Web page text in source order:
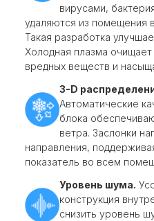
вирусами,
удаляются из помещения
Такая разработка
Холодная плазма
вредных веществ и
3-D
Автоматические
блока
ветра. Заслонки
направления,
показатель во всем
Уровень шума.
конструкция
снизить уровень